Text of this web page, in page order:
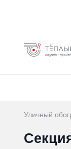
Уличный